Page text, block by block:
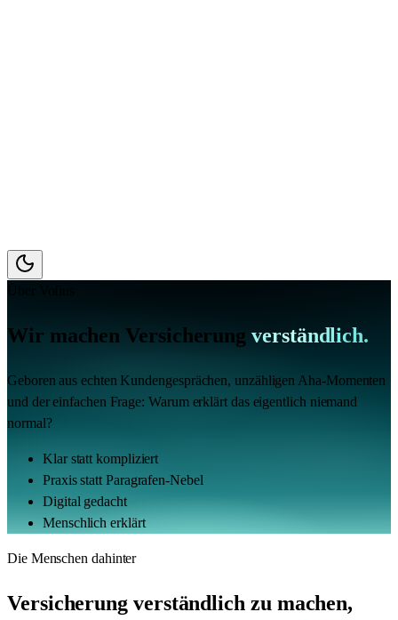
Wir machen Versicherung verständlich.
Geboren aus echten Kundengesprächen, unzähligen Aha-Momenten
und der einfachen Frage: Warum erklärt das eigentlich niemand
normal?
Klar statt kompliziert
Praxis statt Paragrafen-Nebel
Digital gedacht
Menschlich erklärt
Die Menschen dahinter
Versicherung verständlich zu machen,